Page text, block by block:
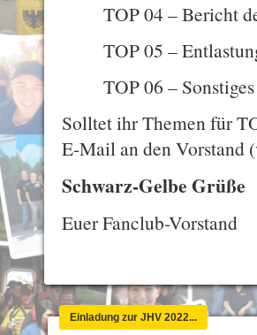
TOP 04 – Bericht
TOP 05 –
TOP 06 – Sonstiges
Solltet ihr Themen für
E-Mail an den Vorstand
Schwarz-Gelbe Grüße
Euer Fanclub-Vorstand
Einladung zur JHV 2022...